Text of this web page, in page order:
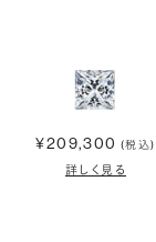
¥209,300 (税込)
詳しく見る